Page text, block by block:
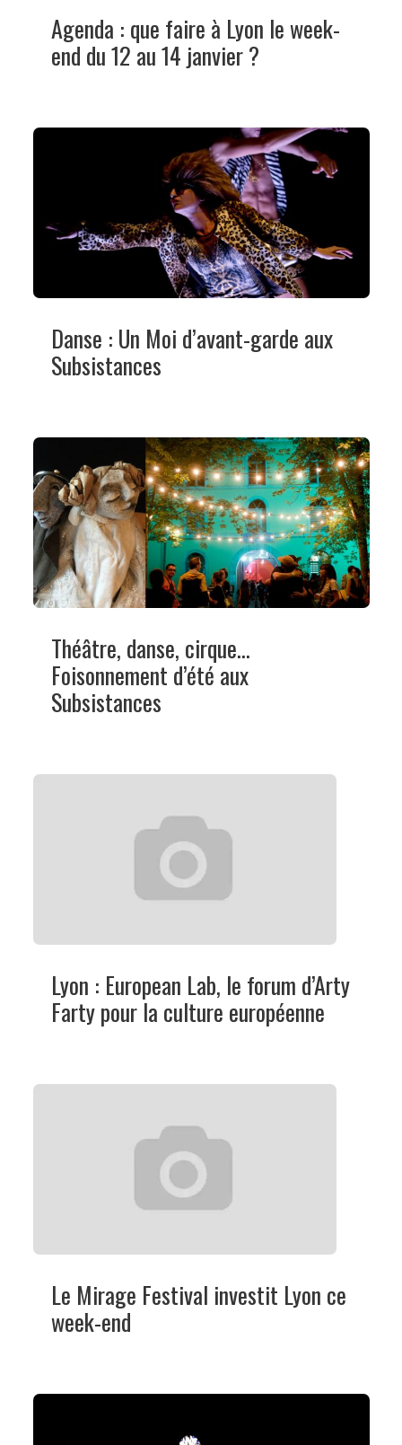
Agenda : que faire à Lyon le week-
end du 12 au 14 janvier ?
Danse : Un Moi d’avant-garde aux
Subsistances
Théâtre, danse, cirque…
Foisonnement d’été aux
Subsistances
Lyon : European Lab, le forum d’Arty
Farty pour la culture européenne
Le Mirage Festival investit Lyon ce
week-end